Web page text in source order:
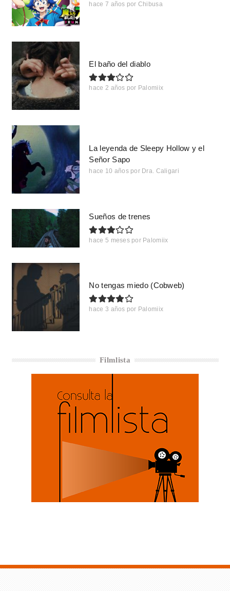
hace 7 años por Chibusa
El baño del diablo
hace 2 años por Palomiix
La leyenda de Sleepy Hollow y el
Señor Sapo
hace 10 años por Dra. Caligari
Sueños de trenes
hace 5 meses por Palomiix
No tengas miedo (Cobweb)
hace 3 años por Palomiix
Filmlista